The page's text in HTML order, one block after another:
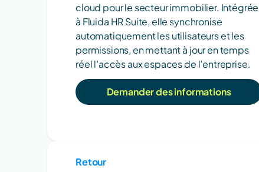
cloud pour le secteur immobilier. Intégrée
à Fluida HR Suite, elle synchronise
automatiquement les utilisateurs et les
permissions, en mettant à jour en temps
réel l’accès aux espaces de l’entreprise.
Demander des informations
Retour